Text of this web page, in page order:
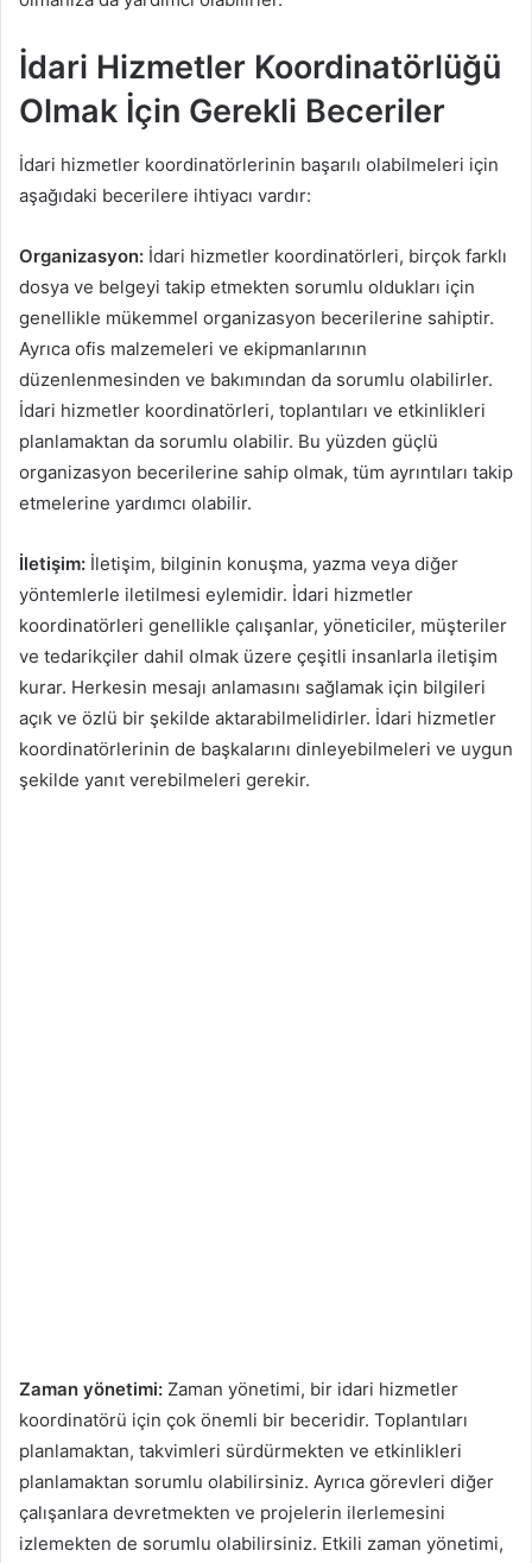
İdari Hizmetler Koordinatörlüğü
Olmak İçin Gerekli Beceriler
İdari hizmetler koordinatörlerinin başarılı olabilmeleri için
aşağıdaki becerilere ihtiyacı vardır:
Organizasyon: İdari hizmetler koordinatörleri, birçok farklı
dosya ve belgeyi takip etmekten sorumlu oldukları için
genellikle mükemmel organizasyon becerilerine sahiptir.
Ayrıca ofis malzemeleri ve ekipmanlarının
düzenlenmesinden ve bakımından da sorumlu olabilirler.
İdari hizmetler koordinatörleri, toplantıları ve etkinlikleri
planlamaktan da sorumlu olabilir. Bu yüzden güçlü
organizasyon becerilerine sahip olmak, tüm ayrıntıları takip
etmelerine yardımcı olabilir.
İletişim: İletişim, bilginin konuşma, yazma veya diğer
yöntemlerle iletilmesi eylemidir. İdari hizmetler
koordinatörleri genellikle çalışanlar, yöneticiler, müşteriler
ve tedarikçiler dahil olmak üzere çeşitli insanlarla iletişim
kurar. Herkesin mesajı anlamasını sağlamak için bilgileri
açık ve özlü bir şekilde aktarabilmelidirler. İdari hizmetler
koordinatörlerinin de başkalarını dinleyebilmeleri ve uygun
şekilde yanıt verebilmeleri gerekir.
Zaman yönetimi: Zaman yönetimi, bir idari hizmetler
koordinatörü için çok önemli bir beceridir. Toplantıları
planlamaktan, takvimleri sürdürmekten ve etkinlikleri
planlamaktan sorumlu olabilirsiniz. Ayrıca görevleri diğer
çalışanlara devretmekten ve projelerin ilerlemesini
izlemekten de sorumlu olabilirsiniz. Etkili zaman yönetimi,